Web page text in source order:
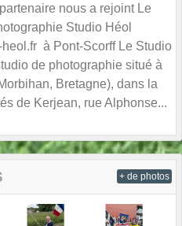
nous a rejoint Le
Studio Héol
heol.fr à Pont-Scorff Le Studio
de photographie situé à
Bretagne), dans la
de Kerjean, rue Alphonse...
+ de photos